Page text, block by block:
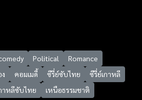
Political
Romance
คอมเมดี้ ซีรี่ย์ซับไทย
ซีรี่ย์เกาหลี
าหลีซับไทย
เหนือธรรมชาติ